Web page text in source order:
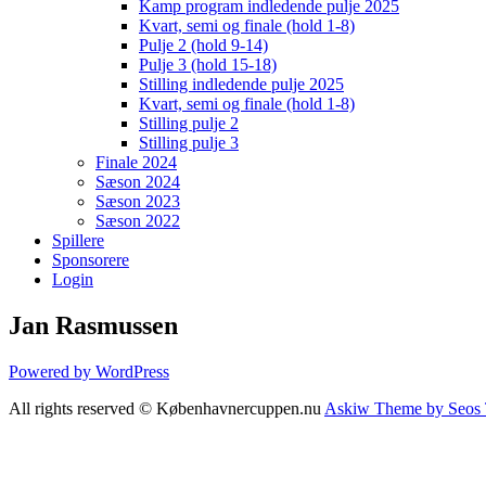
Kamp program indledende pulje 2025
Kvart, semi og finale (hold 1-8)
Pulje 2 (hold 9-14)
Pulje 3 (hold 15-18)
Stilling indledende pulje 2025
Kvart, semi og finale (hold 1-8)
Stilling pulje 2
Stilling pulje 3
Finale 2024
Sæson 2024
Sæson 2023
Sæson 2022
Spillere
Sponsorere
Login
Jan Rasmussen
Powered by WordPress
All rights reserved © Københavnercuppen.nu Askiw Theme by Seos